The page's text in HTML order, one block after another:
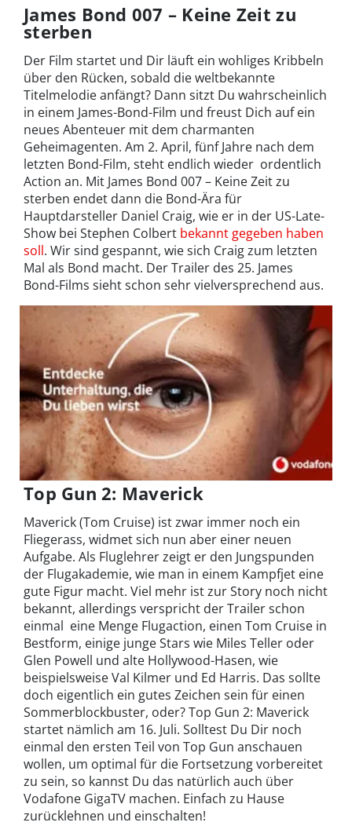
James Bond 007 – Keine Zeit zu
sterben
Der Film startet und Dir läuft ein wohliges Kribbeln
über den Rücken, sobald die weltbekannte
Titelmelodie anfängt? Dann sitzt Du wahrscheinlich
in einem James-Bond-Film und freust Dich auf ein
neues Abenteuer mit dem charmanten
Geheimagenten. Am 2. April, fünf Jahre nach dem
letzten Bond-Film, steht endlich wieder ordentlich
Action an. Mit James Bond 007 – Keine Zeit zu
sterben endet dann die Bond-Ära für
Hauptdarsteller Daniel Craig, wie er in der US-Late-
Show bei Stephen Colbert bekannt gegeben haben
soll. Wir sind gespannt, wie sich Craig zum letzten
Mal als Bond macht. Der Trailer des 25. James
Bond-Films sieht schon sehr vielversprechend aus.
Top Gun 2: Maverick
Maverick (Tom Cruise) ist zwar immer noch ein
Fliegerass, widmet sich nun aber einer neuen
Aufgabe. Als Fluglehrer zeigt er den Jungspunden
der Flugakademie, wie man in einem Kampfjet eine
gute Figur macht. Viel mehr ist zur Story noch nicht
bekannt, allerdings verspricht der Trailer schon
einmal eine Menge Flugaction, einen Tom Cruise in
Bestform, einige junge Stars wie Miles Teller oder
Glen Powell und alte Hollywood-Hasen, wie
beispielsweise Val Kilmer und Ed Harris. Das sollte
doch eigentlich ein gutes Zeichen sein für einen
Sommerblockbuster, oder? Top Gun 2: Maverick
startet nämlich am 16. Juli. Solltest Du Dir noch
einmal den ersten Teil von Top Gun anschauen
wollen, um optimal für die Fortsetzung vorbereitet
zu sein, so kannst Du das natürlich auch über
Vodafone GigaTV machen. Einfach zu Hause
zurücklehnen und einschalten!